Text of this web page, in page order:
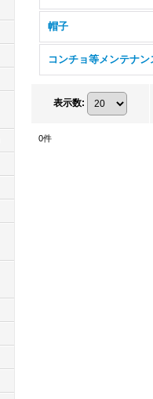
帽子
表示数:
0件